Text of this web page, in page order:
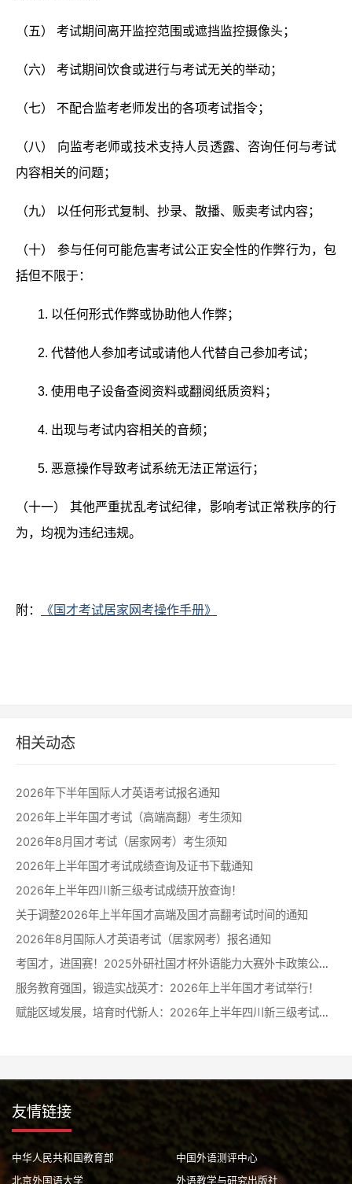
（五） 考试期间离开监控范围或遮挡监控摄像头；
（六） 考试期间饮食或进行与考试无关的举动；
（七） 不配合监考老师发出的各项考试指令；
（八） 向监考老师或技术支持人员透露、咨询任何与考试
内容相关的问题；
（九） 以任何形式复制、抄录、散播、贩卖考试内容；
（十） 参与任何可能危害考试公正安全性的作弊行为，包
括但不限于：
1. 以任何形式作弊或协助他人作弊；
2. 代替他人参加考试或请他人代替自己参加考试；
3. 使用电子设备查阅资料或翻阅纸质资料；
4. 出现与考试内容相关的音频；
5. 恶意操作导致考试系统无法正常运行；
（十一） 其他严重扰乱考试纪律，影响考试正常秩序的行
为，均视为违纪违规。
附： 《国才考试居家网考操作手册》
相关动态
2026年下半年国际人才英语考试报名通知
2026年上半年国才考试（高端高翻）考生须知
2026年8月国才考试（居家网考）考生须知
2026年上半年国才考试成绩查询及证书下载通知
2026年上半年四川新三级考试成绩开放查询！
关于调整2026年上半年国才高端及国才高翻考试时间的通知
2026年8月国际人才英语考试（居家网考）报名通知
考国才，进国赛！2025外研社国才杯外语能力大赛外卡政策公布！
服务教育强国，锻造实战英才：2026年上半年国才考试举行！
赋能区域发展，培育时代新人：2026年上半年四川新三级考试举行！
友情链接
中华人民共和国教育部
中国外语测评中心
北京外国语大学
外语教学与研究出版社